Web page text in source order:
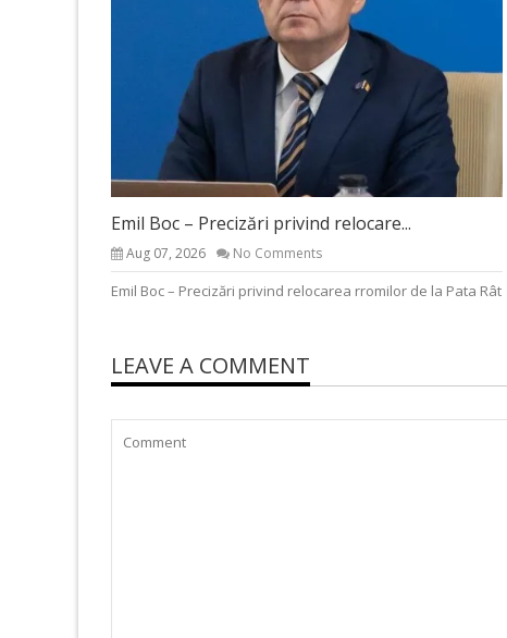
Emil Boc – Precizări privind relocare...
Aug 07, 2026 No Comments
Emil Boc – Precizări privind relocarea rromilor de la Pata Rât
LEAVE A COMMENT